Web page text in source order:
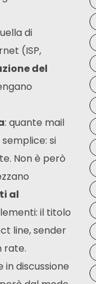
di
(ISP,
del
: quante mail
si
Non è però
al
il titolo
line, sender
rate.
in discussione